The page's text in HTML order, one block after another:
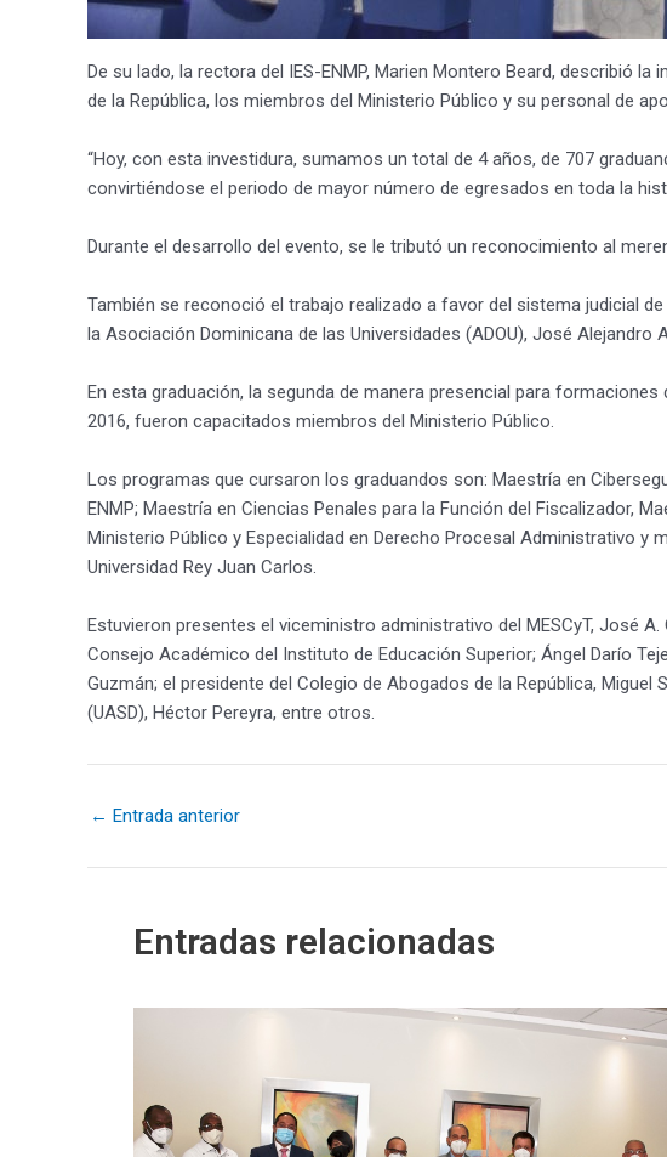
De su lado, la rectora del IES-ENMP, Marien Montero Beard, describió
de la República, los miembros del Ministerio Público y su personal de
“Hoy, con esta investidura, sumamos un total de 4 años, de 707
convirtiéndose el periodo de mayor número de egresados en toda la
Durante el desarrollo del evento, se le tributó un reconocimiento al
También se reconoció el trabajo realizado a favor del sistema judicial
la Asociación Dominicana de las Universidades (ADOU), José Alejandro
En esta graduación, la segunda de manera presencial para
2016, fueron capacitados miembros del Ministerio Público.
Los programas que cursaron los graduandos son: Maestría en
ENMP; Maestría en Ciencias Penales para la Función del Fiscalizador,
Ministerio Público y Especialidad en Derecho Procesal Administrativo y
Universidad Rey Juan Carlos.
Estuvieron presentes el viceministro administrativo del MESCyT, José
Consejo Académico del Instituto de Educación Superior; Ángel Darío
Guzmán; el presidente del Colegio de Abogados de la República,
(UASD), Héctor Pereyra, entre otros.
← Entrada anterior
Entradas relacionadas